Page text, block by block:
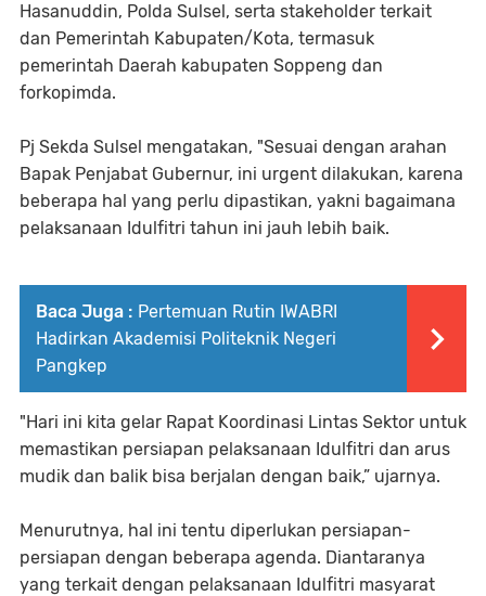
Hasanuddin, Polda Sulsel, serta stakeholder terkait
dan Pemerintah Kabupaten/Kota, termasuk
pemerintah Daerah kabupaten Soppeng dan
forkopimda.
Pj Sekda Sulsel mengatakan, "Sesuai dengan arahan
Bapak Penjabat Gubernur, ini urgent dilakukan, karena
beberapa hal yang perlu dipastikan, yakni bagaimana
pelaksanaan Idulfitri tahun ini jauh lebih baik.
Baca Juga : Pertemuan Rutin IWABRI
Hadirkan Akademisi Politeknik Negeri
Pangkep
"Hari ini kita gelar Rapat Koordinasi Lintas Sektor untuk
memastikan persiapan pelaksanaan Idulfitri dan arus
mudik dan balik bisa berjalan dengan baik,” ujarnya.
Menurutnya, hal ini tentu diperlukan persiapan-
persiapan dengan beberapa agenda. Diantaranya
yang terkait dengan pelaksanaan Idulfitri masyarat